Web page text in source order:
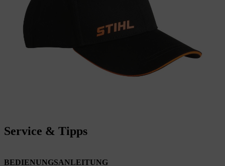
Service & Tipps
BEDIENUNGSANLEITUNG